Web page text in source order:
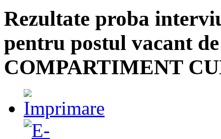
Rezultate proba
pentru postul vacant
COMPARTIMENT